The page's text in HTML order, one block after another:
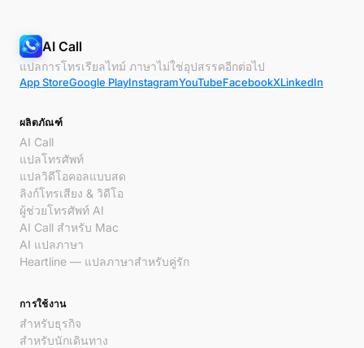
AI Call
แปลการโทรเรียลไทม์ ภาษาไม่ใช่อุปสรรคอีกต่อไป
App StoreGoogle PlayInstagramYouTubeFacebookXLinkedIn
ผลิตภัณฑ์
AI Call
แปลโทรศัพท์
แปลวิดีโอคอลแบบสด
ลิงก์โทรเสียง & วิดีโอ
ผู้ช่วยโทรศัพท์ AI
AI Call สำหรับ Mac
AI แปลภาษา
Heartline — แปลภาษาสำหรับคู่รัก
การใช้งาน
สำหรับธุรกิจ
สำหรับนักเดินทาง